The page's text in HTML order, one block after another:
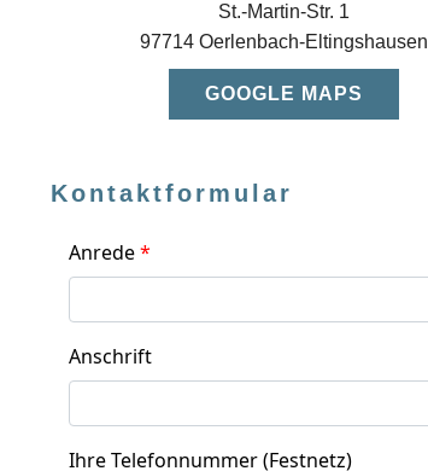
St.-Martin-Str. 1
97714 Oerlenbach-Eltingshausen
GOOGLE MAPS
Kontaktformular